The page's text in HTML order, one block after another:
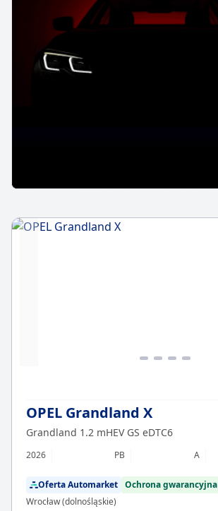
OPEL Grandland X
Grandland 1.2 mHEV GS eDTC6
2026 PB A
Oferta Automarket Ochrona gwarancyjna
Wrocław (dolnośląskie)